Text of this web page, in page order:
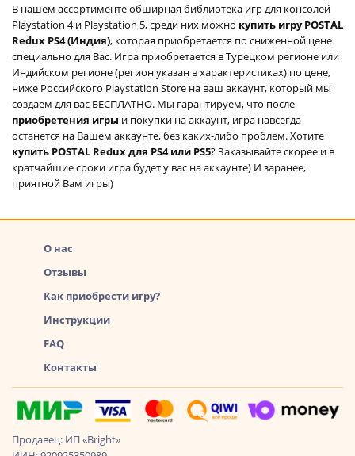
В нашем ассортименте обширная библиотека игр для консолей
Playstation 4 и Playstation 5, среди них можно купить игру POSTAL
Redux PS4 (Индия), которая приобретается по сниженной цене
специально для Вас. Игра приобретается в Турецком регионе или
Индийском регионе (регион указан в характеристиках) по цене,
ниже Российского Playstation Store на ваш аккаунт, который мы
создаем для вас БЕСПЛАТНО. Мы гарантируем, что после
приобретения игры и покупки на аккаунт, игра навсегда
останется на Вашем аккаунте, без каких-либо проблем. Хотите
купить POSTAL Redux для PS4 или PS5? Заказывайте скорее и в
кратчайшие сроки игра будет у вас на аккаунте) И заранее,
приятной Вам игры)
О нас
Отзывы
Как приобрести игру?
Инструкции
FAQ
Контакты
Продавец: ИП «Bright»